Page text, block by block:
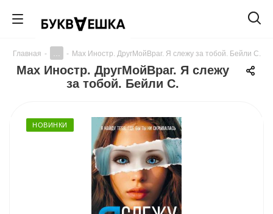
Главная - - Мах Иностр. ДругМойВраг. Я слежу за тобой. Бейли С.
Мах Иностр. ДругМойВраг. Я слежу
за тобой. Бейли С.
НОВИНКИ